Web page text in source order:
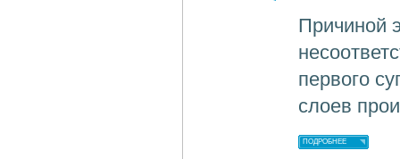
Причиной
первого
слоев
ПОДРОБНЕЕ